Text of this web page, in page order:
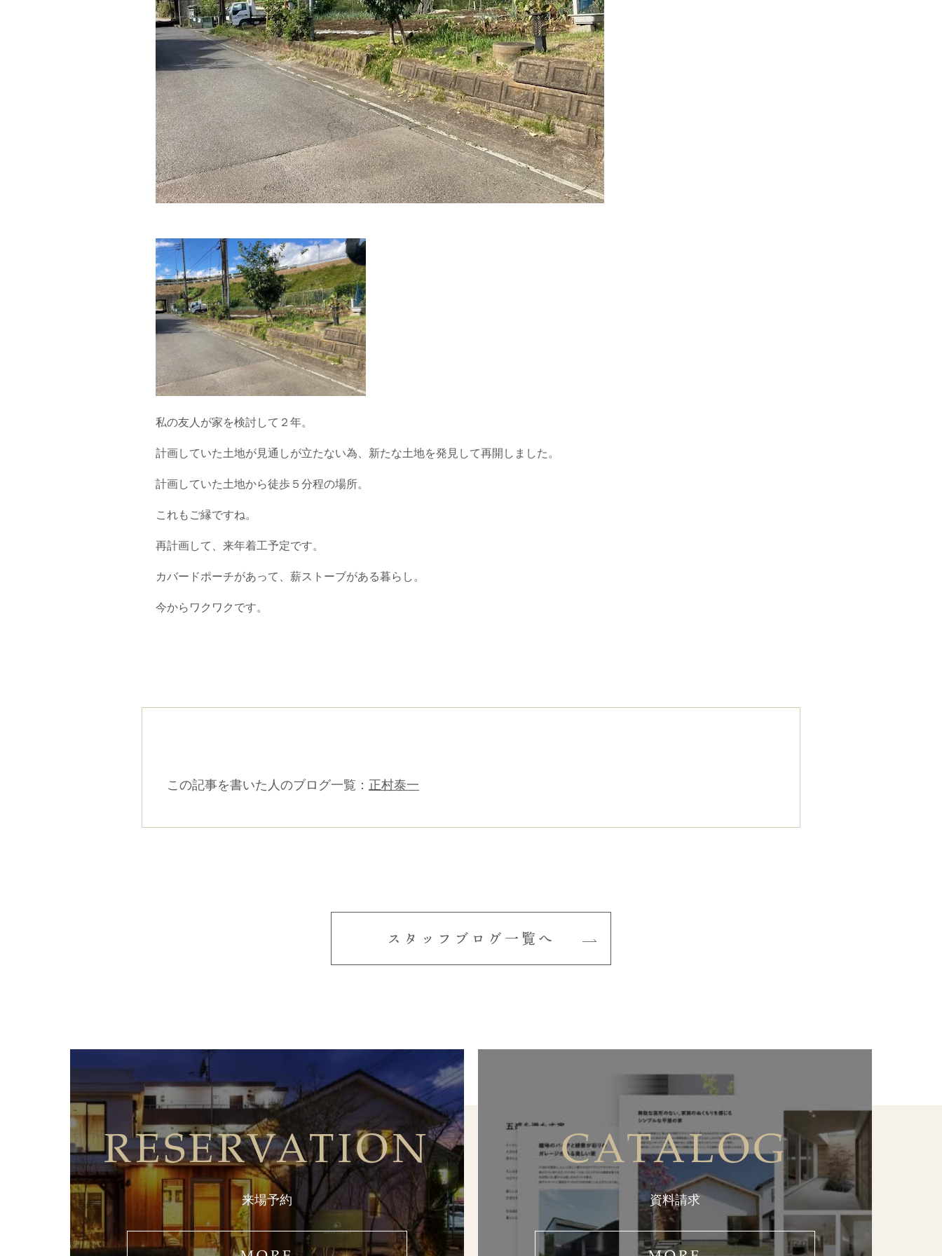
私の友人が家を検討して２年。
計画していた土地が見通しが立たない為、新たな土地を発見して再開しました。
計画していた土地から徒歩５分程の場所。
これもご縁ですね。
再計画して、来年着工予定です。
カバードポーチがあって、薪ストーブがある暮らし。
今からワクワクです。
この記事を書いた人のブログ一覧： 正村泰一
スタッフブログ一覧へ
RESERVATION
来場予約
CATALOG
資料請求